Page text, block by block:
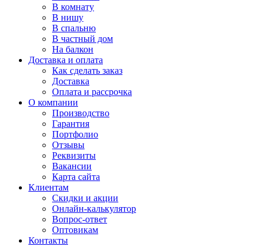
В комнату
В нишу
В спальню
В частный дом
На балкон
Доставка и оплата
Как сделать заказ
Доставка
Оплата и рассрочка
О компании
Производство
Гарантия
Портфолио
Отзывы
Реквизиты
Вакансии
Карта сайта
Клиентам
Скидки и акции
Онлайн-калькулятор
Вопрос-ответ
Оптовикам
Контакты